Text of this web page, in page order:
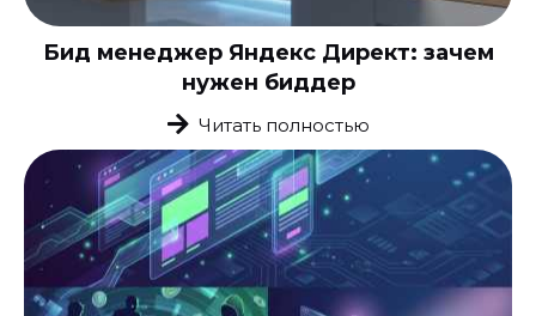
Бид менеджер Яндекс Директ: зачем
нужен биддер
Читать полностью